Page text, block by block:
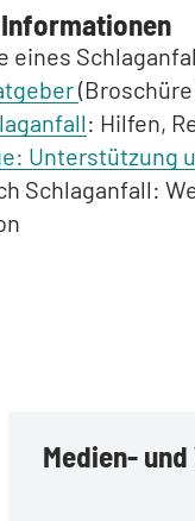
eines
: Hilfen,
Unterstützung
Schlaganfall:
Medien-